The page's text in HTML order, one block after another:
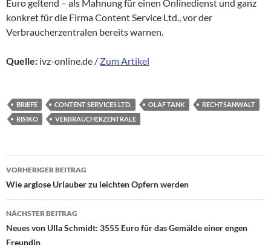
Euro geltend – als Mahnung für einen Onlinedienst und ganz
konkret für die Firma Content Service Ltd., vor der
Verbraucherzentralen bereits warnen.
Quelle: ivz-online.de / Zum Artikel
BRIEFE CONTENT SERVICES LTD. OLAF TANK
RECHTSANWALT
RISIKO
VERBRAUCHERZENTRALE
Beitragsnavigation
VORHERIGER BEITRAG
Wie arglose Urlauber zu leichten Opfern werden
NÄCHSTER BEITRAG
Neues von Ulla Schmidt: 3555 Euro für das Gemälde einer engen
Freundin